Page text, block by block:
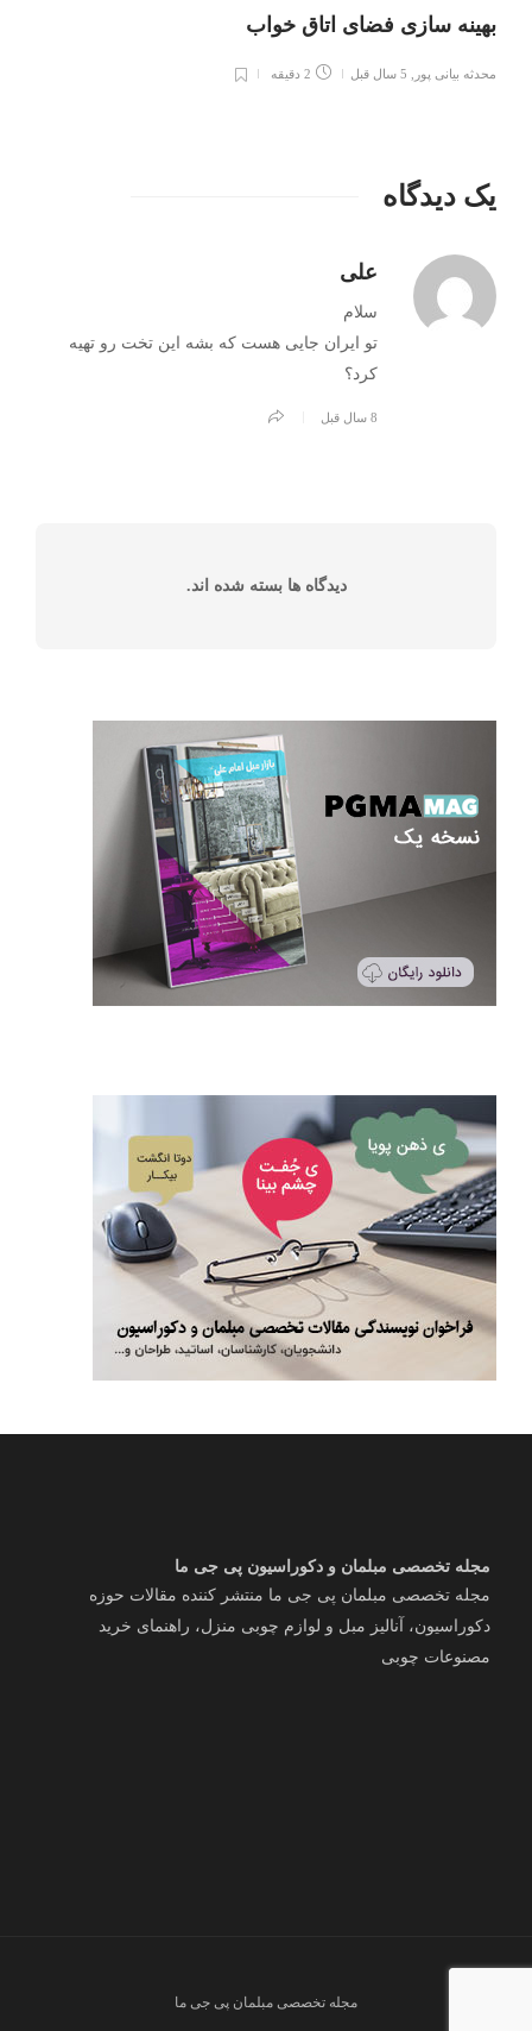
بهینه سازی فضای اتاق خواب
محدثه بیانی پور 5 سال قبل 2 دقیقه
یک دیدگاه
علی
سلام
تو ایران جایی هست که بشه این تخت رو تهیه
کرد؟
8 سال قبل
دیدگاه ها بسته شده اند.
مجله تخصصی مبلمان و دکوراسیون پی جی ما
مجله تخصصی مبلمان پی جی ما منتشر کننده مقالات حوزه
دکوراسیون، آنالیز مبل و لوازم چوبی منزل، راهنمای خرید
مصنوعات چوبی
مجله تخصصی مبلمان پی جی ما